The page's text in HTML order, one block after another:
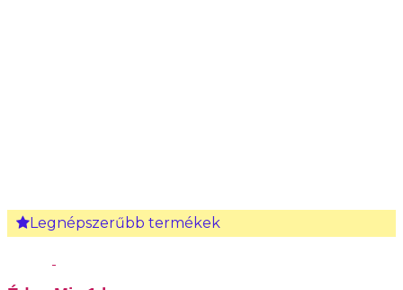
Legnépszerűbb termékek